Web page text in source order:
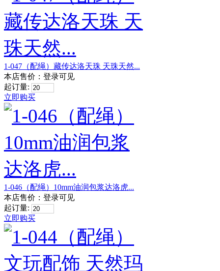
1-047（配绳）藏传达洛天珠 天珠天然...
本店售价： 登录可见
起订量:
立即购买
1-046（配绳）10mm油润包浆达洛虎...
本店售价： 登录可见
起订量:
立即购买